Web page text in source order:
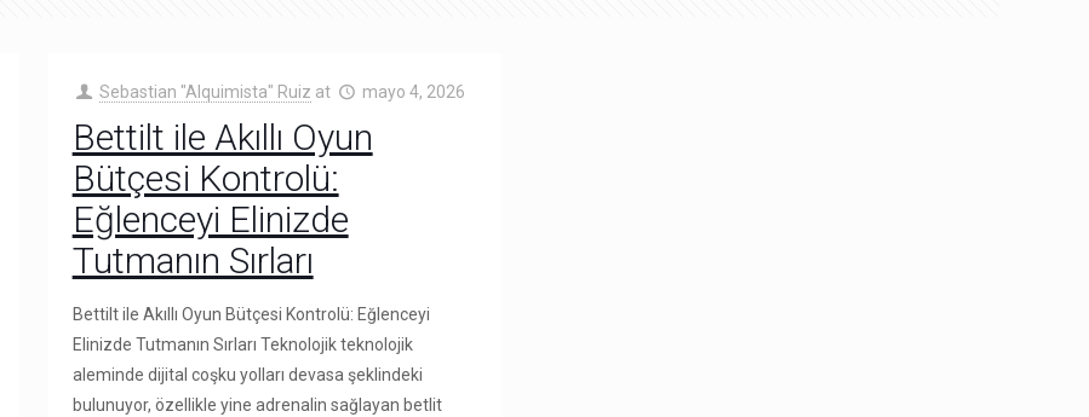
Sebastian "Alquimista" Ruiz at mayo 4, 2026
Bettilt ile Akıllı Oyun
Bütçesi Kontrolü:
Eğlenceyi Elinizde
Tutmanın Sırları
Bettilt ile Akıllı Oyun Bütçesi Kontrolü: Eğlenceyi
Elinizde Tutmanın Sırları Teknolojik teknolojik
aleminde dijital coşku yolları devasa şeklindeki
bulunuyor, özellikle yine adrenalin sağlayan betlit